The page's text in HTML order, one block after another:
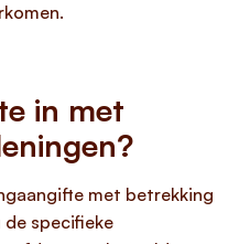
in met
met betrekking
specifieke